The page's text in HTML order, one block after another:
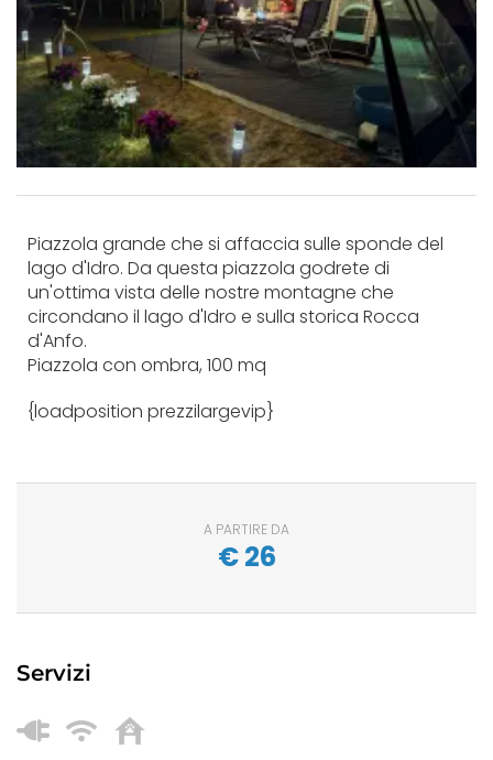
Piazzola grande che si affaccia sulle sponde del
lago d'Idro. Da questa piazzola godrete di
un'ottima vista delle nostre montagne che
circondano il lago d'Idro e sulla storica Rocca
d'Anfo.
Piazzola con ombra, 100 mq
{loadposition prezzilargevip}
A PARTIRE DA
€26
Servizi